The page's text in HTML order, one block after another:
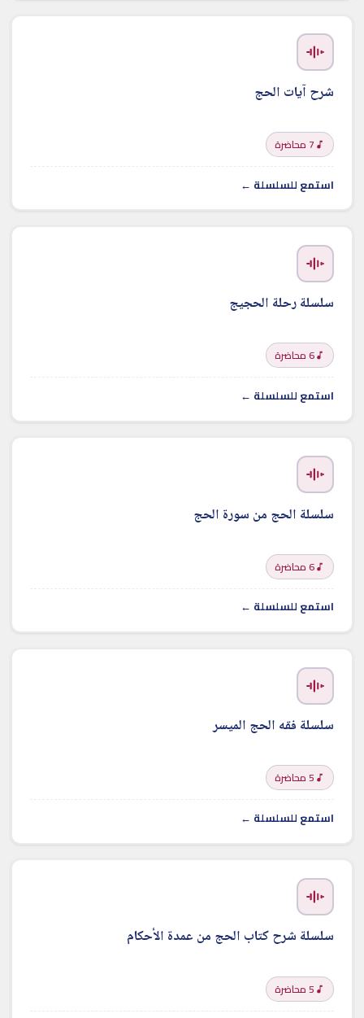
شرح آيات الحج
7 محاضرة
استمع للسلسلة ←
سلسلة رحلة الحجيج
6 محاضرة
استمع للسلسلة ←
سلسلة الحج من سورة الحج
6 محاضرة
استمع للسلسلة ←
سلسلة فقه الحج الميسر
5 محاضرة
استمع للسلسلة ←
سلسلة شرح كتاب الحج من عمدة الأحكام
5 محاضرة